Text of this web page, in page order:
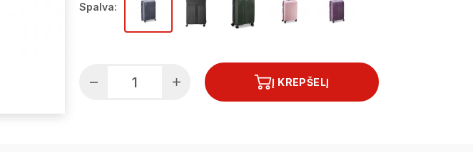
Spalva:
Į KREPŠELĮ